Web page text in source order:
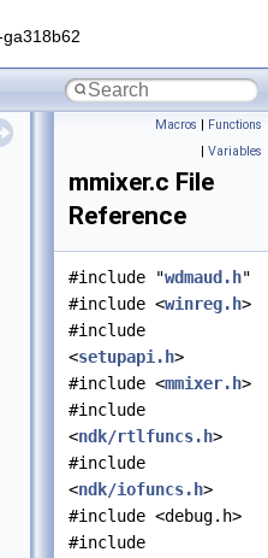
Macros | Functions
| Variables
mmixer.c File
Reference
#include "wdmaud.h"
#include <winreg.h>
#include
<setupapi.h>
#include <mmixer.h>
#include
<ndk/rtlfuncs.h>
#include
<ndk/iofuncs.h>
#include <debug.h>
#include